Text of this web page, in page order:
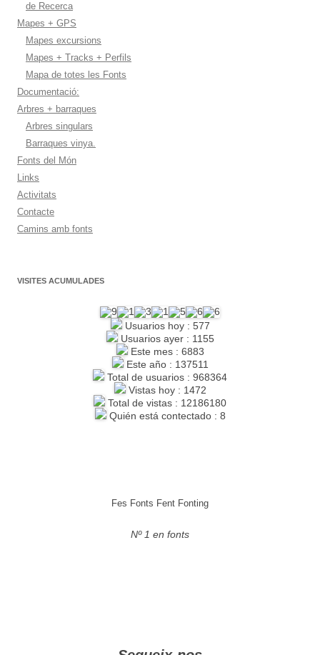
de Recerca
Mapes + GPS
Mapes excursions
Mapes + Tracks + Perfils
Mapa de totes les Fonts
Documentació:
Arbres + barraques
Arbres singulars
Barraques vinya.
Fonts del Món
Links
Activitats
Contacte
Camins amb fonts
VISITES ACUMULADES
Usuarios hoy : 577
Usuarios ayer : 1155
Este mes : 6883
Este año : 137511
Total de usuarios : 968364
Vistas hoy : 1472
Total de vistas : 12186180
Quién está contectado : 8
Fes Fonts Fent Fonting
Nº 1 en fonts